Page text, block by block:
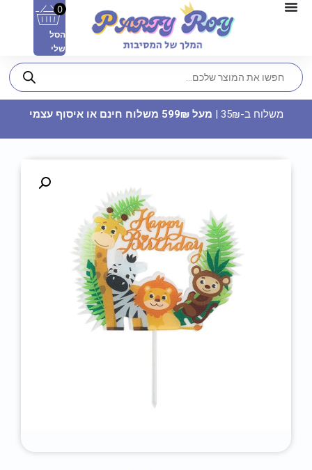
שקית 10 בלונים פסטל - סגול
8.90₪
0
הסל
שלי
משלוח ב-35₪ | מעל 599₪ משלוח חינם או איסוף עצמי